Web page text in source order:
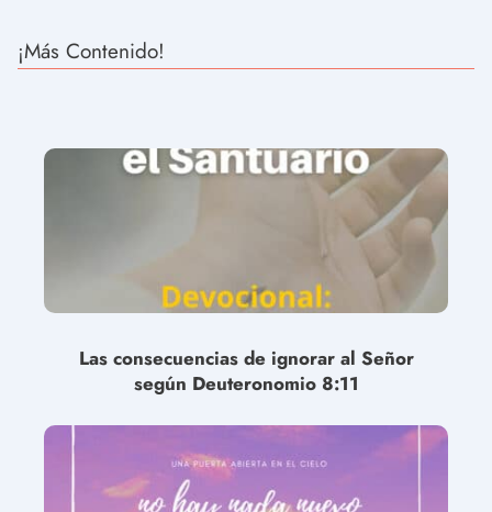
¡Más Contenido!
Las consecuencias de ignorar al Señor
según Deuteronomio 8:11